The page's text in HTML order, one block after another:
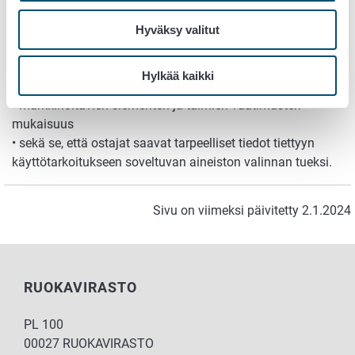
Hyväksy valitut
Hylkää kaikki
Luettelo puulajeista(pdf)
Valvonnan tavoitteena on varmistaa:
perusaineiston korkealaatuisuus
• markkinoitavien siementen ja taimien vaatimusten
mukaisuus
• sekä se, että ostajat saavat tarpeelliset tiedot tiettyyn
käyttötarkoitukseen soveltuvan aineiston valinnan tueksi.
Sivu on viimeksi päivitetty 2.1.2024
RUOKAVIRASTO
PL 100
00027 RUOKAVIRASTO